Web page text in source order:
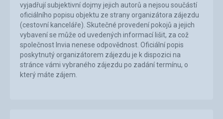
vyjadřují subjektivní dojmy jejich autorů a nejsou součástí
oficiálního popisu objektu ze strany organizátora zájezdu
(cestovní kanceláře). Skutečné provedení pokojů a jejich
vybavení se může od uvedených informací lišit, za což
společnost Invia nenese odpovědnost. Oficiální popis
poskytnutý organizátorem zájezdu je k dispozici na
stránce vámi vybraného zájezdu po zadání termínu, o
který máte zájem.